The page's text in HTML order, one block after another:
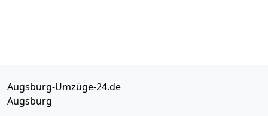
Augsburg-Umzüge-24.de
Augsburg